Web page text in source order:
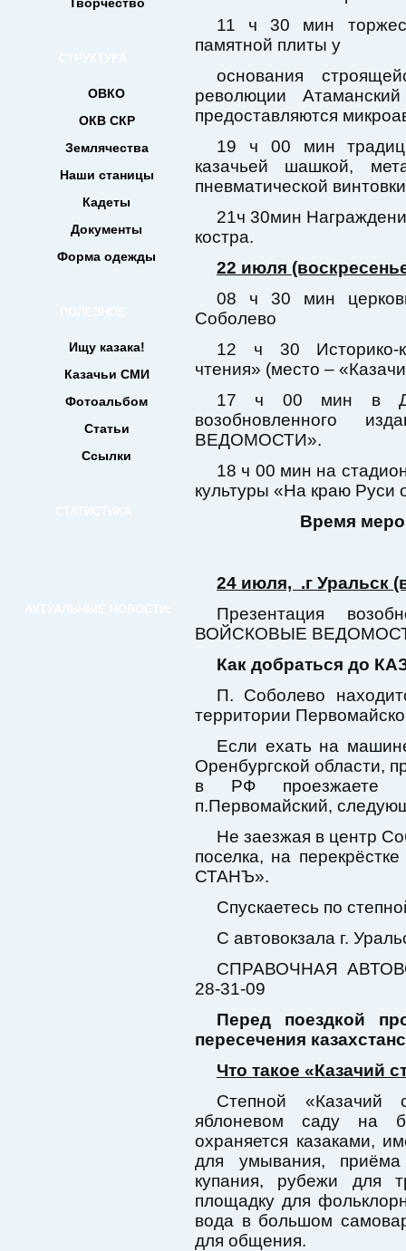
ОВКО
ОКВ СКР
Землячества
Наши станицы
Кадеты
Документы
Форма одежды
Ищу казака!
Казачьи СМИ
Фотоальбом
Статьи
Ссылки
11 ч 30 мин
памятной плиты у
основания
революции
предоставляются
19 ч 00 мин
казачьей шашкой,
пневматической
21ч 30мин
костра.
22 июля
08 ч 30 мин
Соболево
12 ч 30 Историко-
чтения» (место –
17 ч 00 мин в ДК
возобновленного
ВЕДОМОСТИ».
18 ч 00 мин на
культуры «На краю Руси
Время
24 июля, .г Уральск
Презентация
ВОЙСКОВЫЕ
Как добраться до
П. Соболево
территории
Если ехать на
Оренбургской области,
в РФ проезжаете
п.Первомайский,
Не заезжая в центр
поселка, на
СТАНЪ».
Спускаетесь по
С автовокзала г.
СПРАВОЧНАЯ
28-31-09
Перед поездкой
пересечения
Что такое «Казачий
Степной
яблоневом саду на
охраняется казаками,
для умывания,
купания, рубежи для
площадку для
вода в большом
для общения.